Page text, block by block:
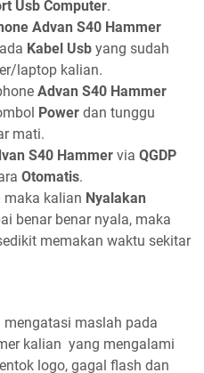
Usb Computer.
Advan S40 Hammer
Kabel Usb yang sudah
laptop kalian.
Advan S40 Hammer
Power dan tunggu
mati.
S40 Hammer via QGDP
Otomatis.
maka kalian Nyalakan
benar benar nyala, maka
memakan waktu sekitar
maslah pada
kalian yang mengalami
logo, gagal flash dan